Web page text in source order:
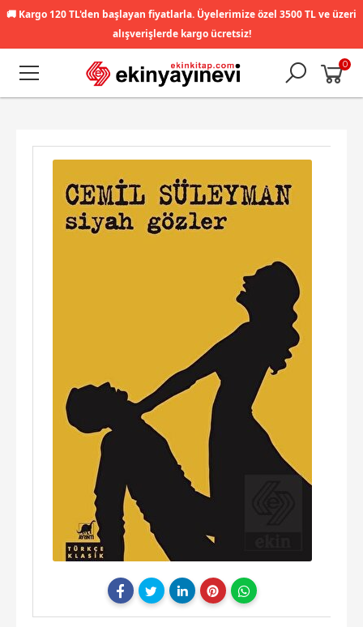
🚚 Kargo 120 TL'den başlayan fiyatlarla. Üyelerimize özel 3500 TL ve üzeri
alışverişlerde kargo ücretsiz!
0